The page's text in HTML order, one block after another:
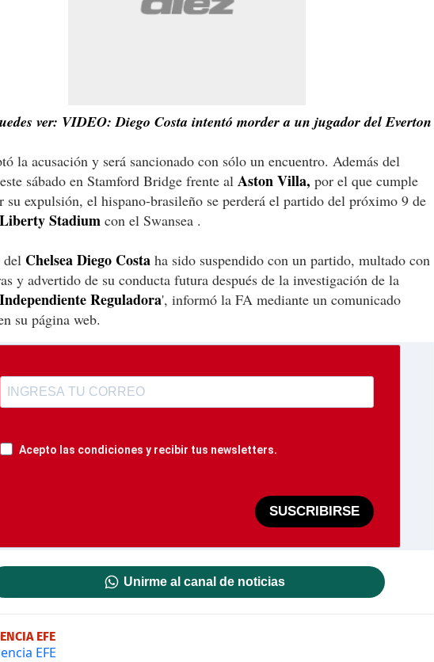
ver: VIDEO: Diego Costa intentó morder a un jugador del Everton
la acusación y será sancionado con sólo un encuentro. Además del
sábado en Stamford Bridge frente al Aston Villa, por el que cumple
su expulsión, el hispano-brasileño se perderá el partido del próximo 9 de
Liberty Stadium con el Swansea .
del Chelsea Diego Costa ha sido suspendido con un partido, multado con
y advertido de su conducta futura después de la investigación de la
Reguladora', informó la FA mediante un comunicado
su página web.
Acepto las condiciones y recibir tus newsletters.
SUSCRIBIRSE
Unirme al canal de noticias
EFE
EFE